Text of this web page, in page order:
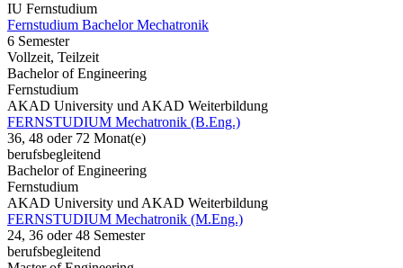
IU Fernstudium
Fernstudium Bachelor Mechatronik
6 Semester
Vollzeit, Teilzeit
Bachelor of Engineering
Fernstudium
AKAD University und AKAD Weiterbildung
FERNSTUDIUM Mechatronik (B.Eng.)
36, 48 oder 72 Monat(e)
berufsbegleitend
Bachelor of Engineering
Fernstudium
AKAD University und AKAD Weiterbildung
FERNSTUDIUM Mechatronik (M.Eng.)
24, 36 oder 48 Semester
berufsbegleitend